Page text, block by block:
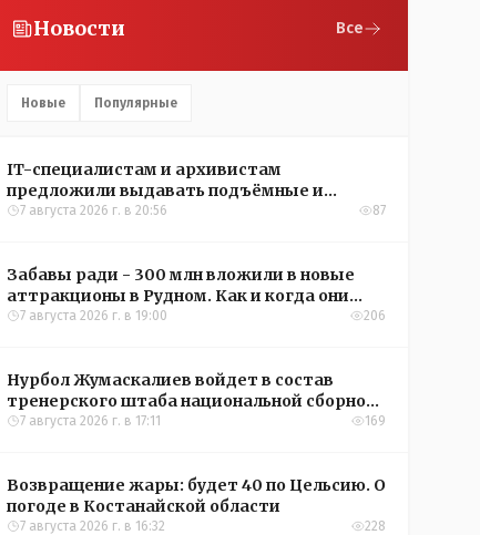
Новости Все
Новые Популярные
IT-специалистам и архивистам
предложили выдавать подъёмные и
кредиты на жильё в сёлах Казахстана
7 августа 2026 г. в 20:56 87
Забавы ради - 300 млн вложили в новые
аттракционы в Рудном. Как и когда они
окупятся?
7 августа 2026 г. в 19:00 206
Нурбол Жумаскалиев войдет в состав
тренерского штаба национальной сборной
Казахстана по футболу
7 августа 2026 г. в 17:11 169
Возвращение жары: будет 40 по Цельсию. О
погоде в Костанайской области
7 августа 2026 г. в 16:32 228